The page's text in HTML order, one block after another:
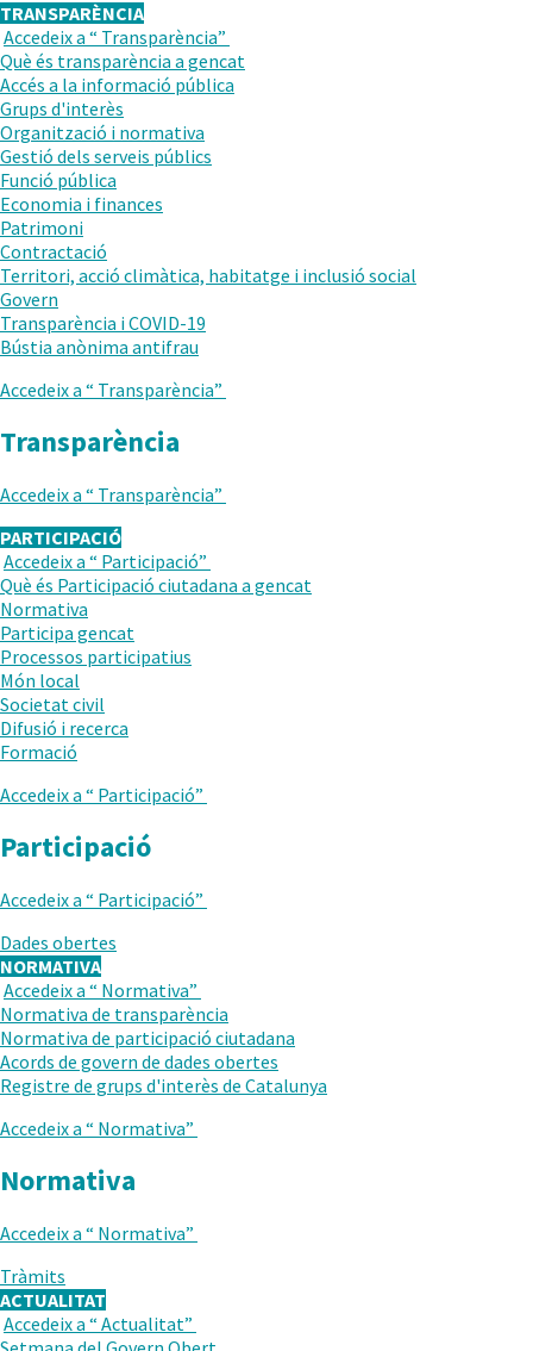
TRANSPARÈNCIA
TORNAR
AL
NIVELL
ANTERIOR
Accedeix a “ Transparència”
Què és transparència a gencat
Accés a la informació pública
Grups d'interès
Organització i normativa
Gestió dels serveis públics
Funció pública
Economia i finances
Patrimoni
Contractació
Territori, acció climàtica, habitatge i inclusió social
Govern
Transparència i COVID-19
Bústia anònima antifrau
en
Accedeix a “ Transparència”
Transparència
Accedeix a “ Transparència”
PARTICIPACIÓ
TORNAR
AL
NIVELL
ANTERIOR
Accedeix a “ Participació”
Què és Participació ciutadana a gencat
Normativa
Participa gencat
Obre
Processos participatius
Món local
Societat civil
Difusió i recerca
Formació
Accedeix a “ Participació”
Participació
Accedeix a “ Participació”
Dades obertes
NORMATIVA
TORNAR
AL
NIVELL
ANTERIOR
Accedeix a “ Normativa”
Normativa de transparència
Normativa de participació ciutadana
Acords de govern de dades obertes
Registre de grups d'interès de Catalunya
Accedeix a “ Normativa”
Normativa
Accedeix a “ Normativa”
Tràmits
ACTUALITAT
TORNAR
Accedeix a “ Actualitat”